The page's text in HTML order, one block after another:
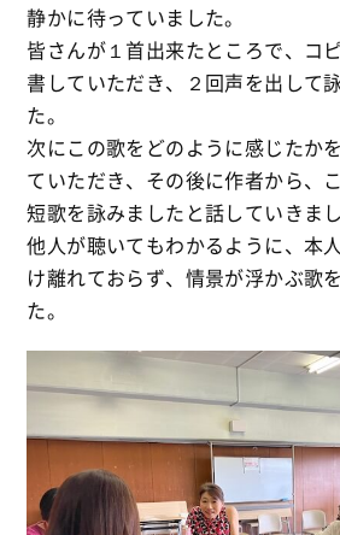
静かに待っていました。
皆さんが１首出来たところで、コ
書していただき、２回声を出して
た。
次にこの歌をどのように感じたか
ていただき、その後に作者から、
短歌を詠みましたと話していきまし
他人が聴いてもわかるように、本
け離れておらず、情景が浮かぶ歌
た。